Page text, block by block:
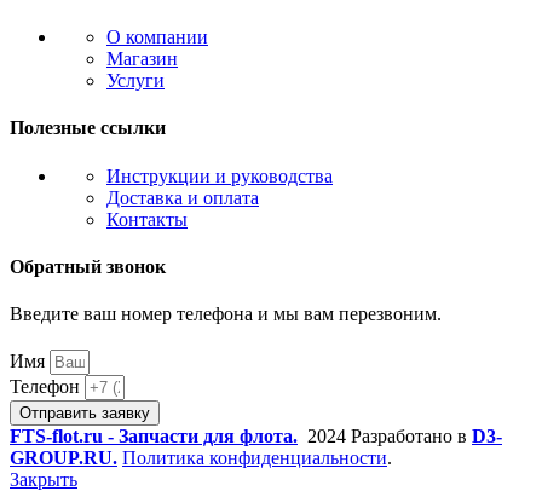
О компании
Магазин
Услуги
Полезные ссылки
Инструкции и руководства
Доставка и оплата
Контакты
Обратный звонок
Введите ваш номер телефона и мы вам перезвоним.
Имя
Телефон
Отправить заявку
FTS-flot.ru - Запчасти для флота. 2024 Разработано в D3-
GROUP.RU. Политика конфиденциальности.
Закрыть